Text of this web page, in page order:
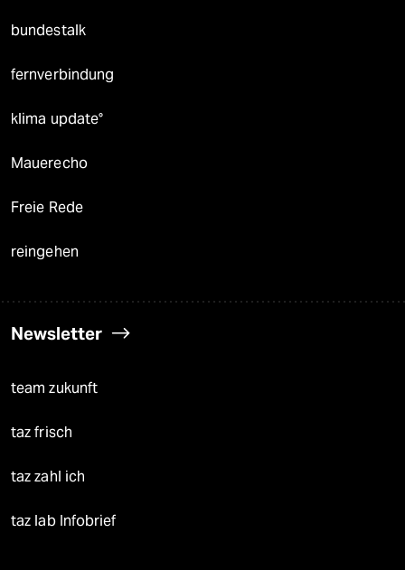
bundestalk
fernverbindung
klima update°
Mauerecho
Freie Rede
reingehen
Newsletter
team zukunft
taz frisch
taz zahl ich
taz lab Infobrief